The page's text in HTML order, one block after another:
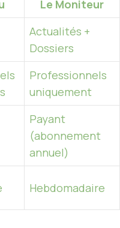
Le Moniteur
Actualités +
Dossiers
Professionnels
uniquement
Payant
(abonnement
annuel)
Hebdomadaire